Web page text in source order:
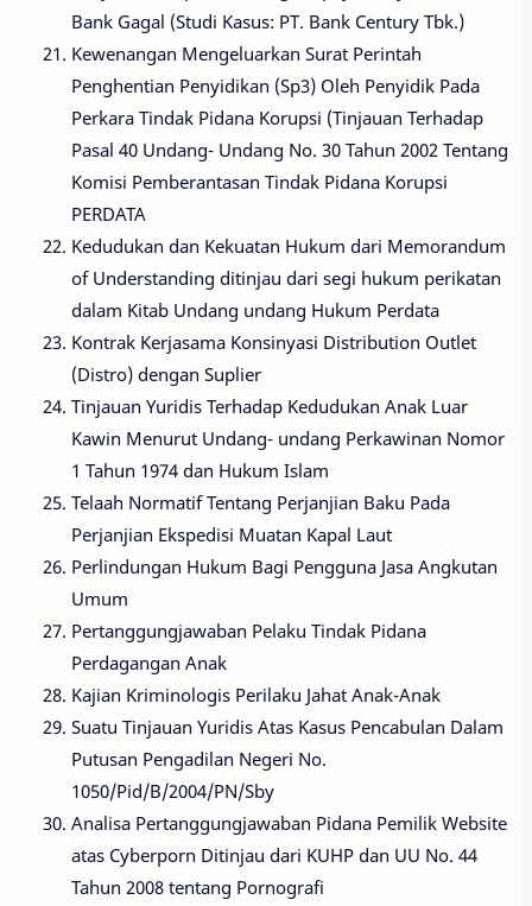
Bank Gagal (Studi Kasus: PT. Bank Century Tbk.)
Kewenangan Mengeluarkan Surat Perintah
Penghentian Penyidikan (Sp3) Oleh Penyidik Pada
Perkara Tindak Pidana Korupsi (Tinjauan Terhadap
Pasal 40 Undang- Undang No. 30 Tahun 2002 Tentang
Komisi Pemberantasan Tindak Pidana Korupsi
PERDATA
Kedudukan dan Kekuatan Hukum dari Memorandum
of Understanding ditinjau dari segi hukum perikatan
dalam Kitab Undang undang Hukum Perdata
Kontrak Kerjasama Konsinyasi Distribution Outlet
(Distro) dengan Suplier
Tinjauan Yuridis Terhadap Kedudukan Anak Luar
Kawin Menurut Undang- undang Perkawinan Nomor
1 Tahun 1974 dan Hukum Islam
Telaah Normatif Tentang Perjanjian Baku Pada
Perjanjian Ekspedisi Muatan Kapal Laut
Perlindungan Hukum Bagi Pengguna Jasa Angkutan
Umum
Pertanggungjawaban Pelaku Tindak Pidana
Perdagangan Anak
Kajian Kriminologis Perilaku Jahat Anak-Anak
Suatu Tinjauan Yuridis Atas Kasus Pencabulan Dalam
Putusan Pengadilan Negeri No.
1050/Pid/B/2004/PN/Sby
Analisa Pertanggungjawaban Pidana Pemilik Website
atas Cyberporn Ditinjau dari KUHP dan UU No. 44
Tahun 2008 tentang Pornografi